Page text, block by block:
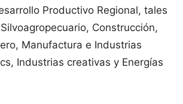
Productivo Regional, tales
Construcción,
Manufactura e Industrias
Industrias creativas y Energías